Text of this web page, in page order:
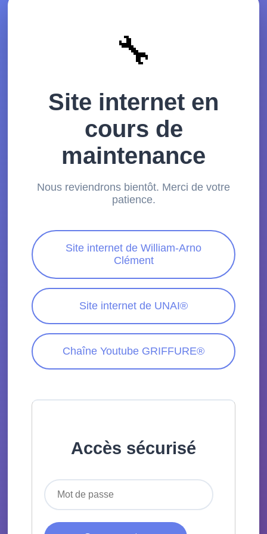
🔧
Site internet en
cours de
maintenance
Nous reviendrons bientôt. Merci de votre
patience.
Site internet de William-Arno
Clément
Site internet de UNAI®
Chaîne Youtube GRIFFURE®
Accès sécurisé